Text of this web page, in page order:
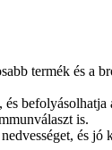
termék és a
befolyásolhatja
is.
és jó